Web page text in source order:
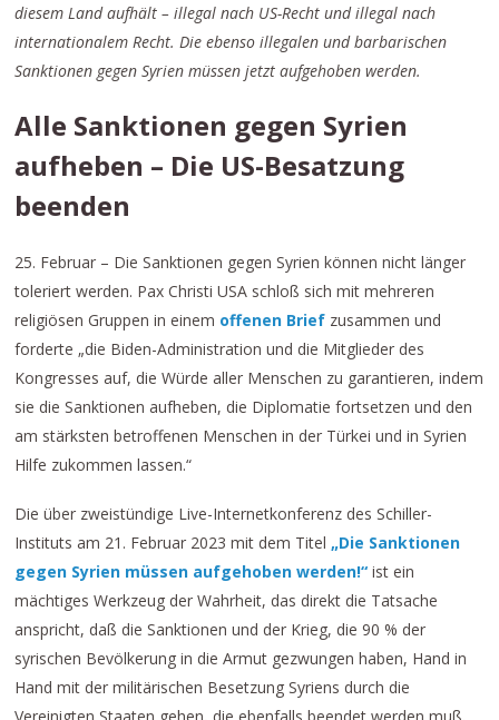
diesem Land aufhält – illegal nach US-Recht und illegal nach
internationalem Recht. Die ebenso illegalen und barbarischen
Sanktionen gegen Syrien müssen jetzt aufgehoben werden.
Alle Sanktionen gegen Syrien
aufheben – Die US-Besatzung
beenden
25. Februar – Die Sanktionen gegen Syrien können nicht länger
toleriert werden. Pax Christi USA schloß sich mit mehreren
religiösen Gruppen in einem offenen Brief zusammen und
forderte „die Biden-Administration und die Mitglieder des
Kongresses auf, die Würde aller Menschen zu garantieren, indem
sie die Sanktionen aufheben, die Diplomatie fortsetzen und den
am stärksten betroffenen Menschen in der Türkei und in Syrien
Hilfe zukommen lassen.“
Die über zweistündige Live-Internetkonferenz des Schiller-
Instituts am 21. Februar 2023 mit dem Titel „Die Sanktionen
gegen Syrien müssen aufgehoben werden!“ ist ein
mächtiges Werkzeug der Wahrheit, das direkt die Tatsache
anspricht, daß die Sanktionen und der Krieg, die 90 % der
syrischen Bevölkerung in die Armut gezwungen haben, Hand in
Hand mit der militärischen Besetzung Syriens durch die
Vereinigten Staaten gehen, die ebenfalls beendet werden muß.